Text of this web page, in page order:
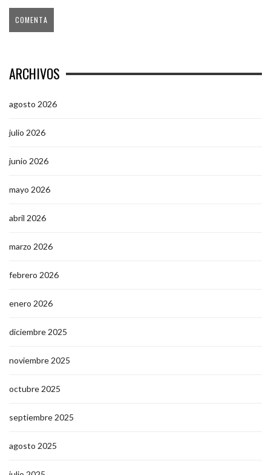
ARCHIVOS
agosto 2026
julio 2026
junio 2026
mayo 2026
abril 2026
marzo 2026
febrero 2026
enero 2026
diciembre 2025
noviembre 2025
octubre 2025
septiembre 2025
agosto 2025